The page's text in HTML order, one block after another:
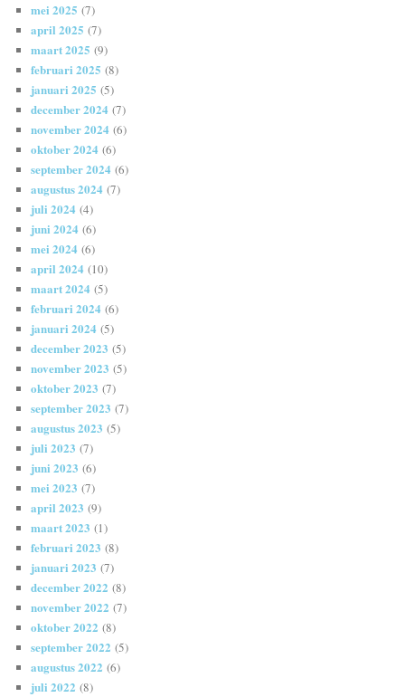
mei 2025 (7)
april 2025 (7)
maart 2025 (9)
februari 2025 (8)
januari 2025 (5)
december 2024 (7)
november 2024 (6)
oktober 2024 (6)
september 2024 (6)
augustus 2024 (7)
juli 2024 (4)
juni 2024 (6)
mei 2024 (6)
april 2024 (10)
maart 2024 (5)
februari 2024 (6)
januari 2024 (5)
december 2023 (5)
november 2023 (5)
oktober 2023 (7)
september 2023 (7)
augustus 2023 (5)
juli 2023 (7)
juni 2023 (6)
mei 2023 (7)
april 2023 (9)
maart 2023 (1)
februari 2023 (8)
januari 2023 (7)
december 2022 (8)
november 2022 (7)
oktober 2022 (8)
september 2022 (5)
augustus 2022 (6)
juli 2022 (8)